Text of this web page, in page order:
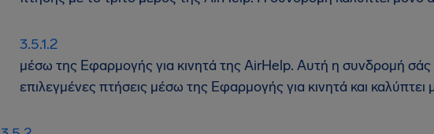
μέσω της Εφαρμογής για κινητά της AirHelp. Αυτή η συνδρομή
επιλεγμένες πτήσεις μέσω της Εφαρμογής για κινητά και καλύπτει